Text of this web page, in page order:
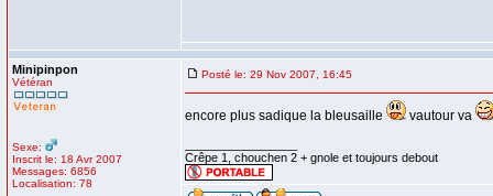
Minipinpon
Vétéran
Sexe:
Inscrit le: 18 Avr 2007
Messages: 6856
Localisation: 78
Posté le: 29 Nov 2007, 16:45
encore plus sadique la bleusaille vautour va
Crêpe 1, chouchen 2 + gnole et toujours debout